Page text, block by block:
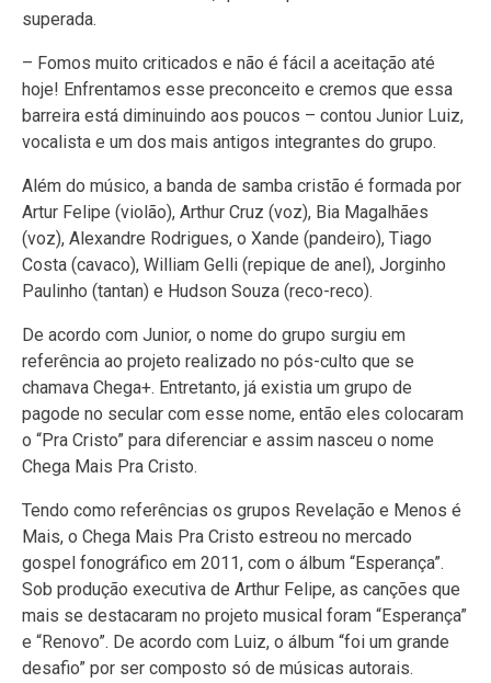
superada.
– Fomos muito criticados e não é fácil a aceitação até
hoje! Enfrentamos esse preconceito e cremos que essa
barreira está diminuindo aos poucos – contou Junior Luiz,
vocalista e um dos mais antigos integrantes do grupo.
Além do músico, a banda de samba cristão é formada por
Artur Felipe (violão), Arthur Cruz (voz), Bia Magalhães
(voz), Alexandre Rodrigues, o Xande (pandeiro), Tiago
Costa (cavaco), William Gelli (repique de anel), Jorginho
Paulinho (tantan) e Hudson Souza (reco-reco).
De acordo com Junior, o nome do grupo surgiu em
referência ao projeto realizado no pós-culto que se
chamava Chega+. Entretanto, já existia um grupo de
pagode no secular com esse nome, então eles colocaram
o “Pra Cristo” para diferenciar e assim nasceu o nome
Chega Mais Pra Cristo.
Tendo como referências os grupos Revelação e Menos é
Mais, o Chega Mais Pra Cristo estreou no mercado
gospel fonográfico em 2011, com o álbum “Esperança”.
Sob produção executiva de Arthur Felipe, as canções que
mais se destacaram no projeto musical foram “Esperança”
e “Renovo”. De acordo com Luiz, o álbum “foi um grande
desafio” por ser composto só de músicas autorais.